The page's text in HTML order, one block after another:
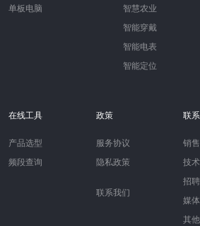
单板电脑
智慧农业
智能穿戴
智能电表
智能定位
在线工具
产品选型
频段查询
政策
服务协议
隐私政策
联系我们
联
销
技
招
媒
其